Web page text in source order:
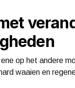
op het andere
waaien en